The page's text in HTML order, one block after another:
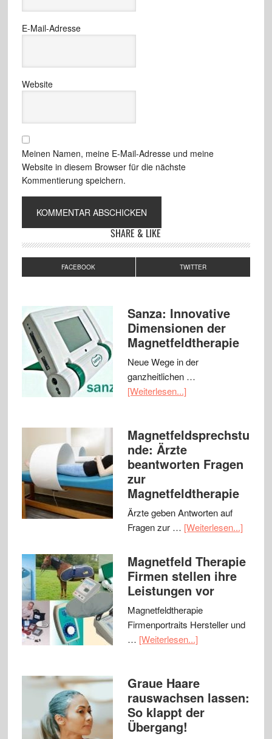
E-Mail-Adresse
Website
Meinen Namen, meine E-Mail-Adresse und meine
Website in diesem Browser für die nächste
Kommentierung speichern.
SHARE & LIKE
FACEBOOK TWITTER
Sanza: Innovative
Dimensionen der
Magnetfeldtherapie
Neue Wege in der
ganzheitlichen …
[Weiterlesen...]
Magnetfeldsprechstu
nde: Ärzte
beantworten Fragen
zur
Magnetfeldtherapie
Ärzte geben Antworten auf
Fragen zur … [Weiterlesen...]
Magnetfeld Therapie
Firmen stellen ihre
Leistungen vor
Magnetfeldtherapie
Firmenportraits Hersteller und
… [Weiterlesen...]
Graue Haare
rauswachsen lassen:
So klappt der
Übergang!